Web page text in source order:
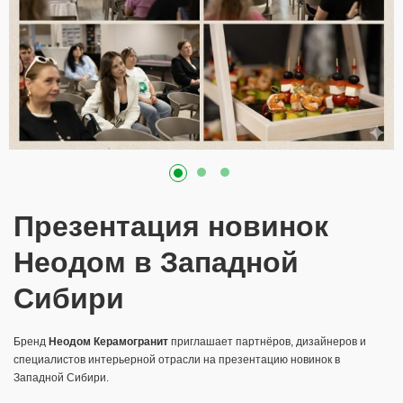
Презентация новинок
Неодом в Западной
Сибири
Бренд Неодом Керамогранит приглашает партнёров, дизайнеров и
специалистов интерьерной отрасли на презентацию новинок в
Западной Сибири.